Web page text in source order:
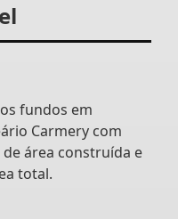
fundos em
Carmery com
área construída e
total.